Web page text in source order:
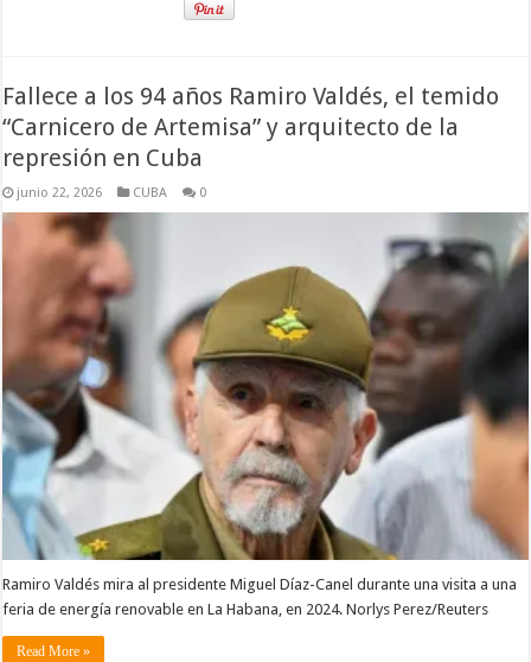
Fallece a los 94 años Ramiro Valdés, el temido
“Carnicero de Artemisa” y arquitecto de la
represión en Cuba
junio 22, 2026 CUBA 0
Ramiro Valdés mira al presidente Miguel Díaz-Canel durante una visita a una
feria de energía renovable en La Habana, en 2024. Norlys Perez/Reuters
Read More »